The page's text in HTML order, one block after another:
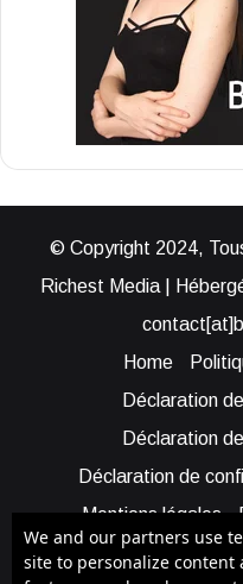
© Copyright 2024,
Richest Media |
Home
Déclaration
Déclaration
Déclaration de
Mentions légales
Cookie Policy
We and our partners use
site to personalize content